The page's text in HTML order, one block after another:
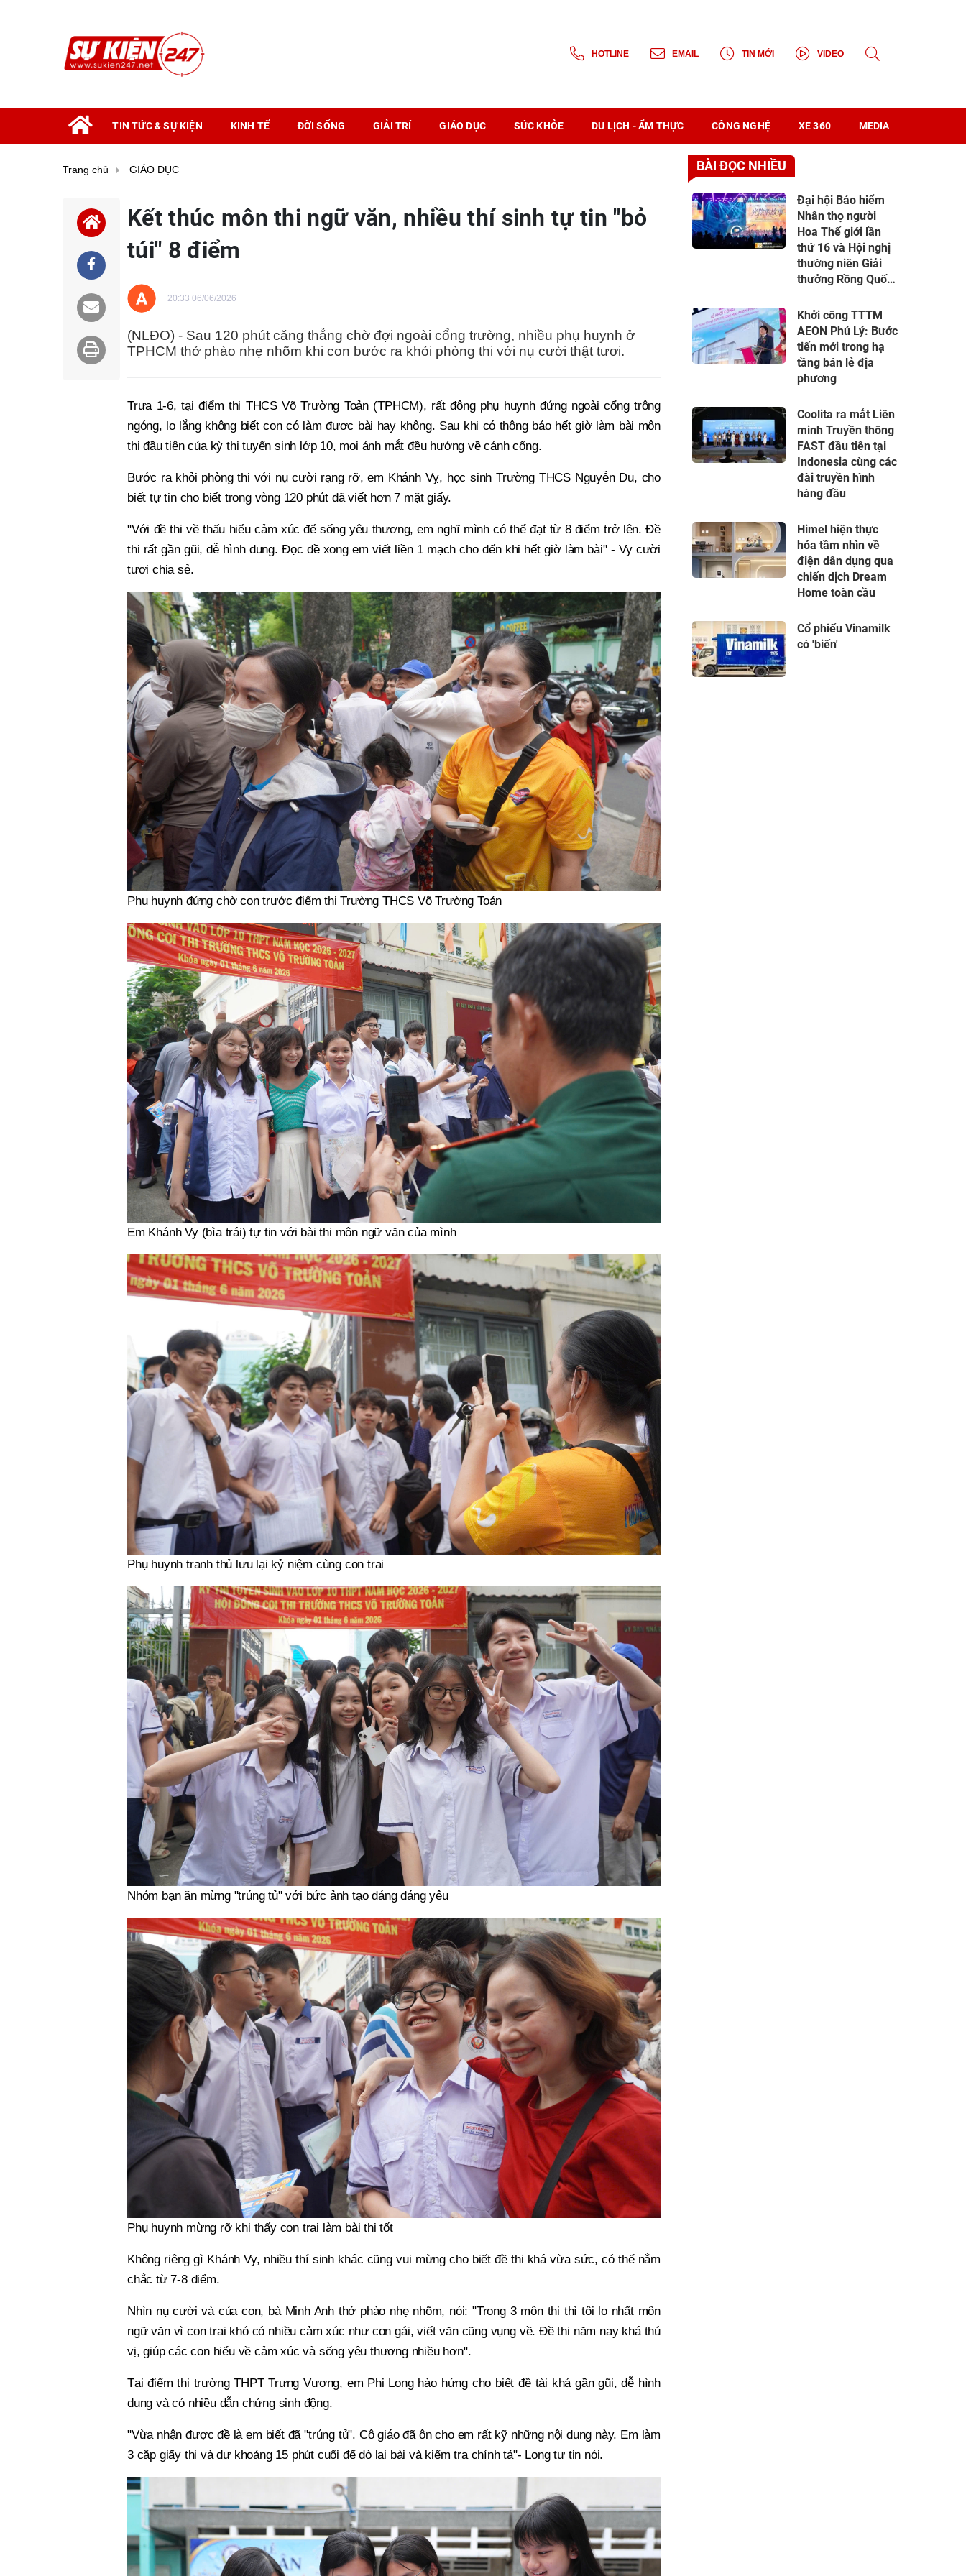
HOTLINE EMAIL TIN MỚI VIDEO
TIN TỨC & SỰ KIỆN KINH TẾ ĐỜI SỐNG GIẢI TRÍ GIÁO DỤC SỨC KHỎE DU LỊCH - ẨM THỰC CÔNG NGHỆ XE 360 MEDIA
Trang chủ GIÁO DỤC
Kết thúc môn thi ngữ văn, nhiều thí sinh tự tin "bỏ
túi" 8 điểm
20:33 06/06/2026
(NLĐO) - Sau 120 phút căng thẳng chờ đợi ngoài cổng trường, nhiều phụ huynh ở
TPHCM thở phào nhẹ nhõm khi con bước ra khỏi phòng thi với nụ cười thật tươi.
Trưa 1-6, tại điểm thi THCS Võ Trường Toản (TPHCM), rất đông phụ huynh đứng ngoài cổng trông
ngóng, lo lắng không biết con có làm được bài hay không. Sau khi có thông báo hết giờ làm bài môn
thi đầu tiên của kỳ thi tuyển sinh lớp 10, mọi ánh mắt đều hướng về cánh cổng.
Bước ra khỏi phòng thi với nụ cười rạng rỡ, em Khánh Vỵ, học sinh Trường THCS Nguyễn Du, cho
biết tự tin cho biết trong vòng 120 phút đã viết hơn 7 mặt giấy.
"Với đề thi về thấu hiểu cảm xúc để sống yêu thương, em nghĩ mình có thể đạt từ 8 điểm trở lên. Đề
thi rất gần gũi, dễ hình dung. Đọc đề xong em viết liền 1 mạch cho đến khi hết giờ làm bài" - Vy cười
tươi chia sẻ.
Phụ huynh đứng chờ con trước điểm thi Trường THCS Võ Trường Toản
Em Khánh Vy (bìa trái) tự tin với bài thi môn ngữ văn của mình
Phụ huynh tranh thủ lưu lại kỷ niệm cùng con trai
Nhóm bạn ăn mừng "trúng tủ" với bức ảnh tạo dáng đáng yêu
Phụ huynh mừng rỡ khi thấy con trai làm bài thi tốt
Không riêng gì Khánh Vy, nhiều thí sinh khác cũng vui mừng cho biết đề thi khá vừa sức, có thể nắm
chắc từ 7-8 điểm.
Nhìn nụ cười và của con, bà Minh Anh thở phào nhẹ nhõm, nói: "Trong 3 môn thi thì tôi lo nhất môn
ngữ văn vì con trai khó có nhiều cảm xúc như con gái, viết văn cũng vụng về. Đề thi năm nay khá thú
vị, giúp các con hiểu về cảm xúc và sống yêu thương nhiều hơn".
Tại điểm thi trường THPT Trưng Vương, em Phi Long hào hứng cho biết đề tài khá gần gũi, dễ hình
dung và có nhiều dẫn chứng sinh động.
"Vừa nhận được đề là em biết đã "trúng tủ". Cô giáo đã ôn cho em rất kỹ những nội dung này. Em làm
3 cặp giấy thi và dư khoảng 15 phút cuối để dò lại bài và kiểm tra chính tả"- Long tự tin nói.
BÀI ĐỌC NHIỀU
Đại hội Bảo hiểm
Nhân thọ người
Hoa Thế giới lần
thứ 16 và Hội nghị
thường niên Giải
thưởng Rồng Quốc
tổ chức trọng thể
Khởi công TTTM
AEON Phủ Lý: Bước
tiến mới trong hạ
tầng bán lẻ địa
phương
Coolita ra mắt Liên
minh Truyền thông
FAST đầu tiên tại
Indonesia cùng các
đài truyền hình
hàng đầu
Himel hiện thực
hóa tầm nhìn về
điện dân dụng qua
chiến dịch Dream
Home toàn cầu
Cổ phiếu Vinamilk
có 'biến'